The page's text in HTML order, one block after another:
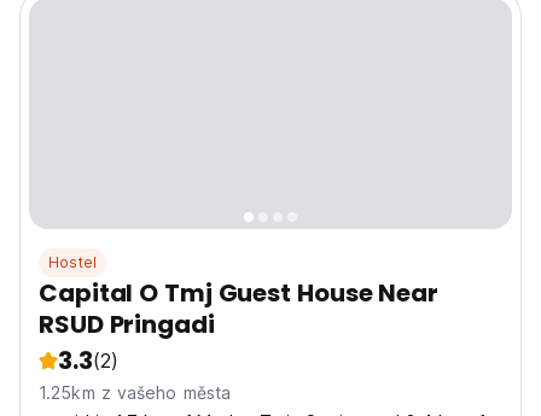
Hostel
Capital O Tmj Guest House Near
RSUD Pringadi
3.3(2)
1.25km z vašeho města